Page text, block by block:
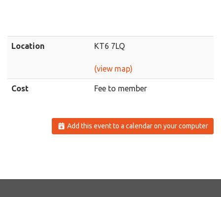
Location KT6 7LQ
(view map)
Cost Fee to member
Add this event to a calendar on your computer